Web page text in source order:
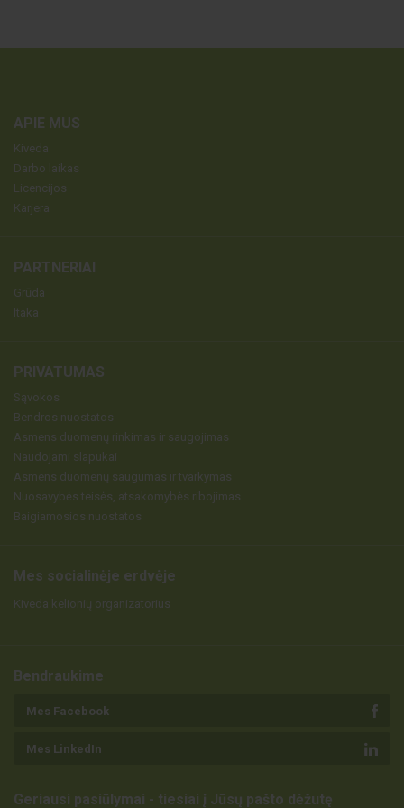
APIE MUS
Kiveda
Darbo laikas
Licencijos
Karjera
PARTNERIAI
Grūda
Itaka
PRIVATUMAS
Sąvokos
Bendros nuostatos
Asmens duomenų rinkimas ir saugojimas
Naudojami slapukai
Asmens duomenų saugumas ir tvarkymas
Nuosavybės teisės, atsakomybės ribojimas
Baigiamosios nuostatos
Mes socialinėje erdvėje
Kiveda kelionių organizatorius
Bendraukime
Mes Facebook
Mes LinkedIn
Geriausi pasiūlymai - tiesiai į Jūsų pašto dėžutę